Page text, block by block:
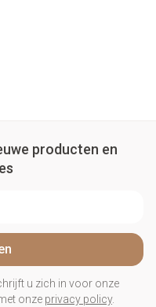
producten en
u zich in voor onze
onze privacy policy.